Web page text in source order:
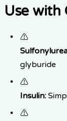
Use with
⚠
glyburide
⚠
Insulin:
⚠